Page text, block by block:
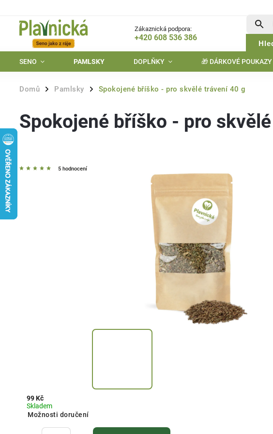
Zákaznická podpora:
+420 608 536 386
SENO PAMLSKY DOPLŇKY 🎁 DÁRKOVÉ POUKAZY
Domů / Pamlsky / Spokojené bříško - pro skvělé trávení 40 g
Spokojené bříško - pro
5 hodnocení
99 Kč
Skladem
Možnosti doručení